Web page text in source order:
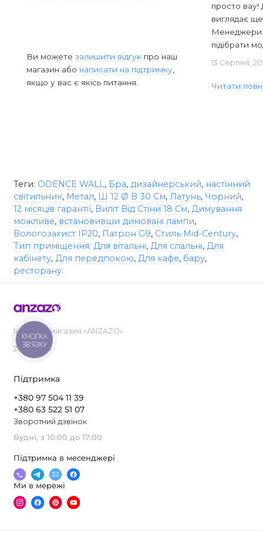
Ви можете залишити відгук про наш
магазин або написати на підтримку
якщо у вас є якісь питання.
просто вау!
виглядає
Менеджери
підібрати
13 Серпня,
Читати
Теги: ODENCE WALL , Бра, дизайнерський, настінний
світильник, Метал, Ш 12 Ø В 30 См, Латунь, Чорний,
12 місяців гарантії, Виліт Від Стіни 18 См, Димування
можливе, встановивши димовані лампи,
Вологозахист IP20, Патрон G9, Стиль Mid-Century,
Тип приміщення: Для вітальні, Для спальні, Для
кабінету, Для передпокою, Для кафе, бару,
ресторану.
Інтернет-магазин «ANZAZO»
2019-2026
Підтримка
+380 97 504 11 39
+380 63 522 51 07
Зворотний дзвінок
Будні, з 10:00 до 17:00
Підтримка в месенджері
Ми в мережі
КНОПКА
ЗВ'ЯЗКУ